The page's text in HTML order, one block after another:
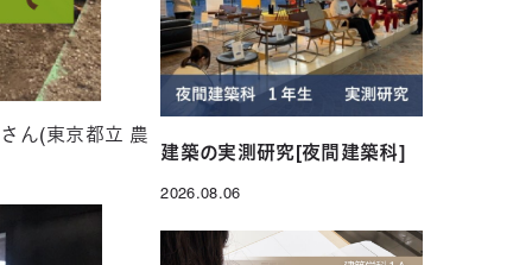
ん(東京都立 農
建築の実測研究[夜間建築科]
2026.08.06